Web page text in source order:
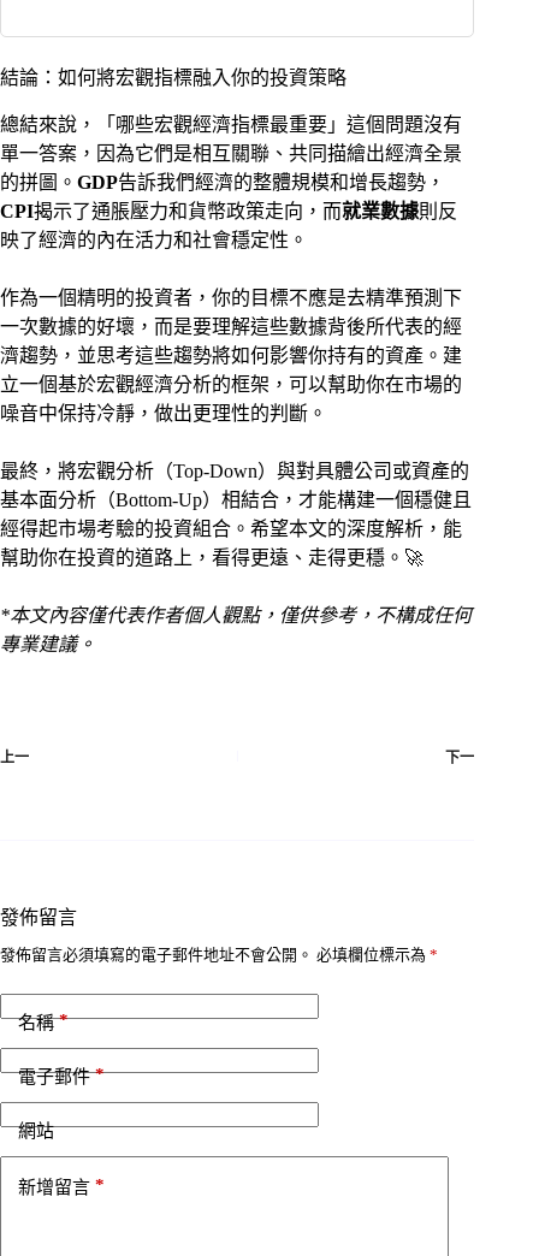
結論：如何將宏觀指標融入你的投資策略
總結來說，「哪些宏觀經濟指標最重要」這個問題沒有
單一答案，因為它們是相互關聯、共同描繪出經濟全景
的拼圖。 GDP告訴我們經濟的整體規模和增長趨勢，
CPI揭示了通脹壓力和貨幣政策走向，而就業數據則反
映了經濟的內在活力和社會穩定性。
作為一個精明的投資者，你的目標不應是去精準預測下
一次數據的好壞，而是要理解這些數據背後所代表的經
濟趨勢，並思考這些趨勢將如何影響你持有的資產。建
立一個基於宏觀經濟分析的框架，可以幫助你在市場的
噪音中保持冷靜，做出更理性的判斷。
最終，將宏觀分析（Top-Down）與對具體公司或資產的
基本面分析（Bottom-Up）相結合，才能構建一個穩健且
經得起市場考驗的投資組合。希望本文的深度解析，能
幫助你在投資的道路上，看得更遠、走得更穩。🚀
*本文內容僅代表作者個人觀點，僅供參考，不構成任何
專業建議。
上一 下一
發佈留言
發佈留言必須填寫的電子郵件地址不會公開。 必填欄位標示為 *
名稱*
電子郵件*
網站
新增留言 *